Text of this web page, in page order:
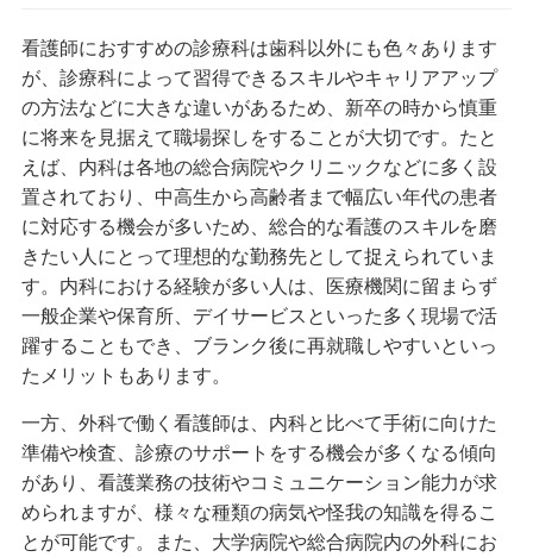
看護師におすすめの診療科は歯科以外にも色々あります
が、診療科によって習得できるスキルやキャリアアップ
の方法などに大きな違いがあるため、新卒の時から慎重
に将来を見据えて職場探しをすることが大切です。たと
えば、内科は各地の総合病院やクリニックなどに多く設
置されており、中高生から高齢者まで幅広い年代の患者
に対応する機会が多いため、総合的な看護のスキルを磨
きたい人にとって理想的な勤務先として捉えられていま
す。内科における経験が多い人は、医療機関に留まらず
一般企業や保育所、デイサービスといった多く現場で活
躍することもでき、ブランク後に再就職しやすいといっ
たメリットもあります。
一方、外科で働く看護師は、内科と比べて手術に向けた
準備や検査、診療のサポートをする機会が多くなる傾向
があり、看護業務の技術やコミュニケーション能力が求
められますが、様々な種類の病気や怪我の知識を得るこ
とが可能です。また、大学病院や総合病院内の外科にお